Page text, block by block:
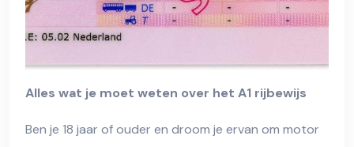
Alles wat je moet weten over het A1 rijbewijs
Ben je 18 jaar of ouder en droom je ervan om motor